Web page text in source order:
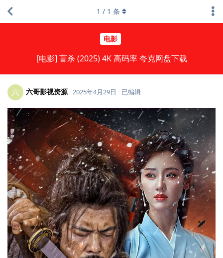
电影
[电影] 盲杀 (2025) 4K 高码率 夸克网盘下载
1 / 1 条
六 六哥影视资源 2025年4月29日 已编辑